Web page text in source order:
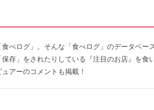
べログ」。そんな「食べログ」のデータベー
存」をされたりしている『注目のお店』を食
アーのコメントも掲載！